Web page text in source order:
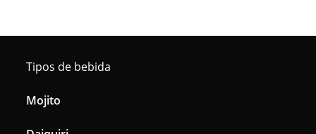
Tipos de bebida
Mojito